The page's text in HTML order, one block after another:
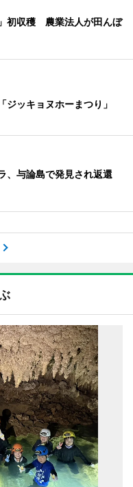
初収穫 農業法人が田んぼ
ジッキョヌホーまつり」
、与論島で発見され返還